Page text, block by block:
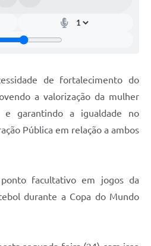
de fortalecimento do
a valorização da mulher
garantindo a igualdade no
Pública em relação a ambos
facultativo em jogos da
durante a Copa do Mundo